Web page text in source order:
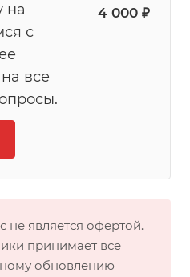
на
с
все
4 000 ₽
является офертой.
принимает все
обновлению